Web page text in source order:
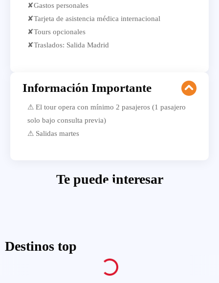
✘Gastos personales
✘Tarjeta de asistencia médica internacional
✘Tours opcionales
✘Traslados: Salida Madrid
Información Importante
⚠ El tour opera con mínimo 2 pasajeros (1 pasajero
solo bajo consulta previa)
⚠ Salidas martes
Te puede interesar
Destinos top